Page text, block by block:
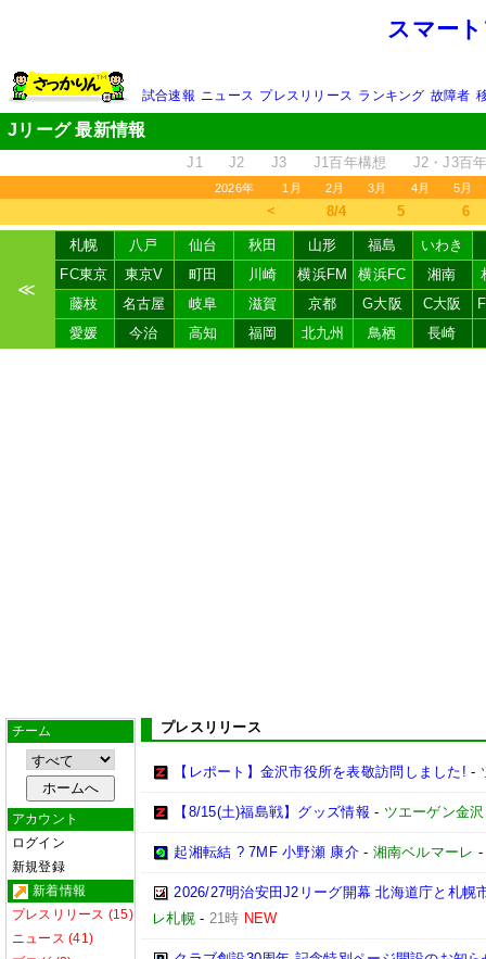
スマー
試合速報 ニュース プレスリリース ランキング 故障者
Jリーグ 最新情報
J1 J2 J3 J1百年構想 J2・J3百
2026年 1月 2月 3月 4月 5月
＜ 8/4 5 6
≪
札幌 八戸 仙台 秋田 山形 福島
いわき
FC東京
東京V 町田 川崎 横浜FM 横浜FC 湘南
藤枝
名古屋 岐阜 滋賀 京都 G大阪 C大阪
愛媛
今治 高知 福岡 北九州 鳥栖 長崎
チーム
アカウント
ログイン
新規登録
新着情報
プレスリリース (15)
ニュース (41)
プレスリリース
【レポート】金沢市役所を表敬訪問しました! -
【8/15(土)福島戦】グッズ情報 - ツエーゲン金沢
起湘転結 ? 7MF 小野瀬 康介- 湘南ベルマーレ
2026/27明治安田J2リーグ開幕 北海道庁と札幌
レ札幌- 21時 NEW